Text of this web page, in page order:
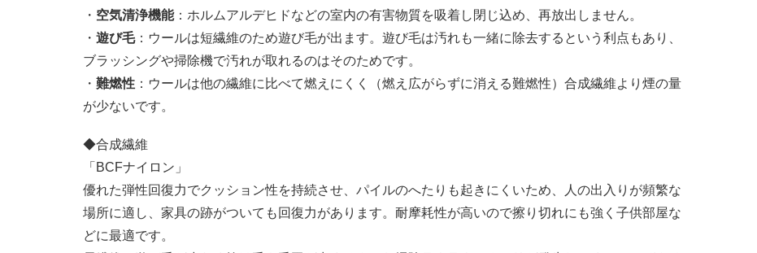
・ 空気清浄機能：ホルムアルデヒドなどの室内の有害物質を吸着し閉じ込め、再放出しません。
・ 遊び毛：ウールは短繊維のため遊び毛が出ます。遊び毛は汚れも一緒に除去するという利点もあり、
ブラッシングや掃除機で汚れが取れるのはそのためです。
・ 難燃性 ：ウールは他の繊維に比べて燃えにくく（燃え広がらずに消える難燃性）合成繊維より煙の量
が少ないです。
◆合成繊維
「BCFナイロン」
優れた弾性回復力でクッション性を持続させ、パイルのへたりも起きにくいため、人の出入りが頻繁な
場所に適し、家具の跡がついても回復力があります。耐摩耗性が高いので擦り切れにも強く子供部屋な
どに最適です。